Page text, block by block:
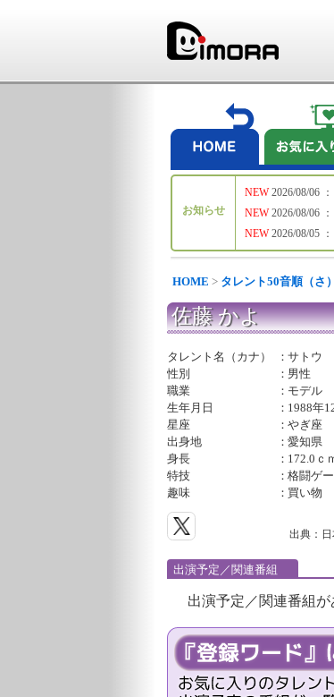
お知らせ
NEW
NEW
NEW
2026/08/06
2026/08/06
2026/08/05
HOME > タレント50音順（さ）
佐藤 かよ
タレント名（カナ） ：サトウ
性別
： 男性
職業
： モデル
生年月日
： 1988年
星座
：やぎ座
出身地
：愛知県
身長
： 172.0ｃ
特技
：格闘ゲ
趣味
： 買い物
出典：
出演予定／関連番組
出演予定／関連番組が